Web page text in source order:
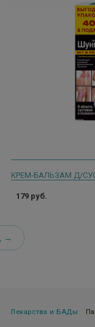
179 руб.
Лекарства и БАДы